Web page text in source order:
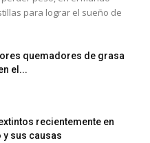
para lograr el sueño de
quemadores de grasa
el...
recientemente en
sus causas